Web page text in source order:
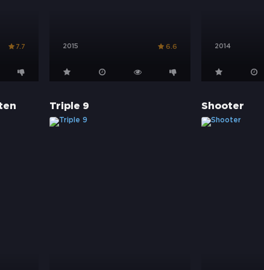
7.7 2015 6.6 2014
Triple 9 Shooter